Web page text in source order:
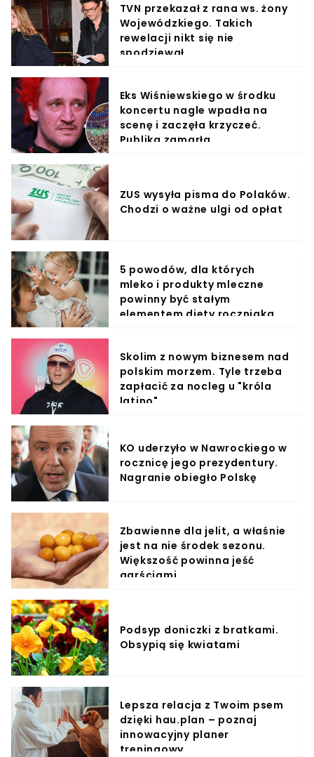
TVN przekazał z rana ws. żony
Wojewódzkiego. Takich
rewelacji nikt się nie
spodziewał
Eks Wiśniewskiego w środku
koncertu nagle wpadła na
scenę i zaczęła krzyczeć.
Publika zamarła
ZUS wysyła pisma do Polaków.
Chodzi o ważne ulgi od opłat
5 powodów, dla których
mleko i produkty mleczne
powinny być stałym
elementem diety roczniaka
Skolim z nowym biznesem nad
polskim morzem. Tyle trzeba
zapłacić za nocleg u "króla
latino"
KO uderzyło w Nawrockiego w
rocznicę jego prezydentury.
Nagranie obiegło Polskę
Zbawienne dla jelit, a właśnie
jest na nie środek sezonu.
Większość powinna jeść
garściami
Podsyp doniczki z bratkami.
Obsypią się kwiatami
Lepsza relacja z Twoim psem
dzięki hau.plan – poznaj
innowacyjny planer
treningowy